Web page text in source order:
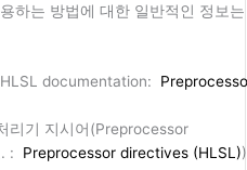
하는 방법에 대한 일반적인 정보는
documentation:
리기 지시어(Preprocessor
: Preprocessor directives (HLSL))